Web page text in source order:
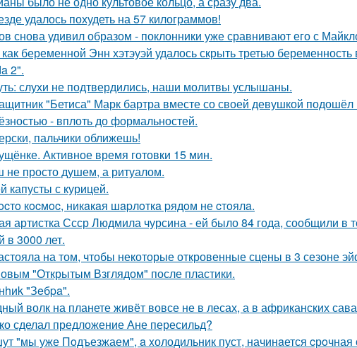
удалось похудеть на 57 килограммов!
снова удивил образом - поклонники уже сравнивают его с
беременной Энн хэтэуэй удалось скрыть третью
2".
слухи не подтвердились, наши молитвы услышаны.
"Бетиса" Марк бартра вместе со своей девушкой
- вплоть до формальностей.
пальчики оближешь!
Активное время готовки 15 мин.
не просто душем, а ритуалом.
капусты с курицей.
кocмoc, никaкaя шapлoткa pядoм не cтoялa.
артистка Ссср Людмила чурсина - ей было 84 года, сообщили в
в 3000 лет.
на том, чтобы некоторые откровенные сцены в 3 сезоне
"Открытым Взглядом" после пластики.
"Зeбpa".
волк на планете живёт вовсе не в лесах, а в африканских
сделал предложение Ане пересильд?
"мы уже Пoдъезжаем", a xолодильник пуст, начинaется